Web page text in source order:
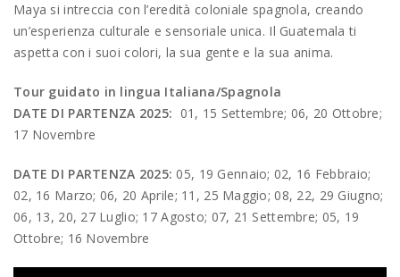
Maya si intreccia con l’eredità coloniale spagnola, creando
un’esperienza culturale e sensoriale unica. Il Guatemala ti
aspetta con i suoi colori, la sua gente e la sua anima.
Tour guidato in lingua Italiana/Spagnola
DATE DI PARTENZA 2025: 01, 15 Settembre; 06, 20 Ottobre;
17 Novembre
DATE DI PARTENZA 2025: 05, 19 Gennaio; 02, 16 Febbraio;
02, 16 Marzo; 06, 20 Aprile; 11, 25 Maggio; 08, 22, 29 Giugno;
06, 13, 20, 27 Luglio; 17 Agosto; 07, 21 Settembre; 05, 19
Ottobre; 16 Novembre